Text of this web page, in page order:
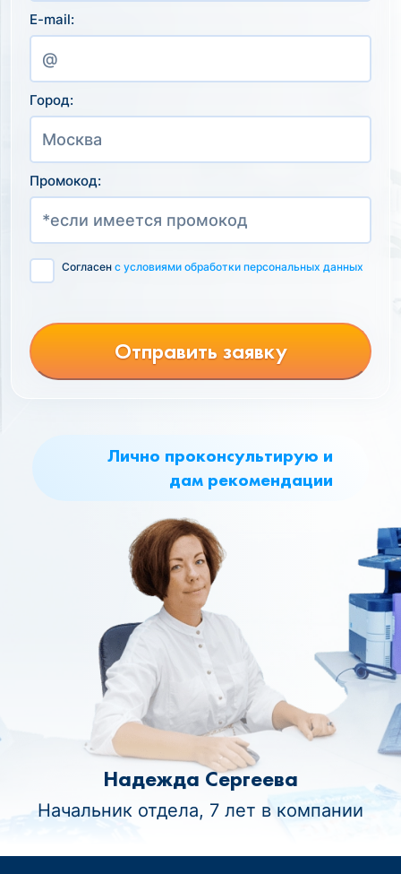
Лично проконсультирую и
дам рекомендации
Надежда Сергеева
Начальник отдела, 7 лет в компании
E-mail:
Город:
Промокод:
Согласен с условиями обработки персональных данных
Отправить заявку